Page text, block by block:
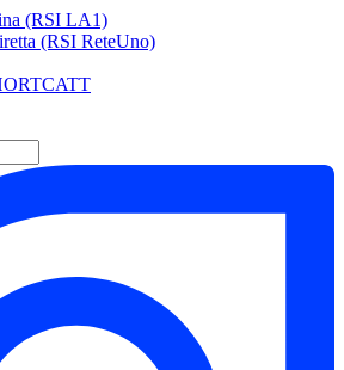
(RSI LA1)
(RSI ReteUno)